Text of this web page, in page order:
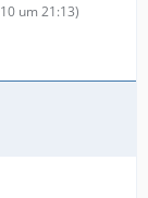
um 21:13)